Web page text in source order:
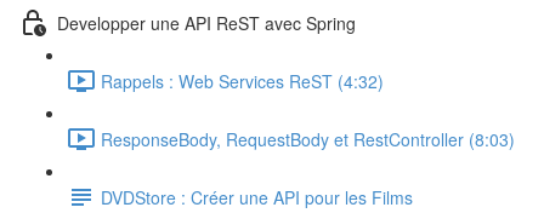
Developper une API ReST avec Spring
Rappels : Web Services ReST (4:32)
ResponseBody, RequestBody et RestController (8:03)
DVDStore : Créer une API pour les Films